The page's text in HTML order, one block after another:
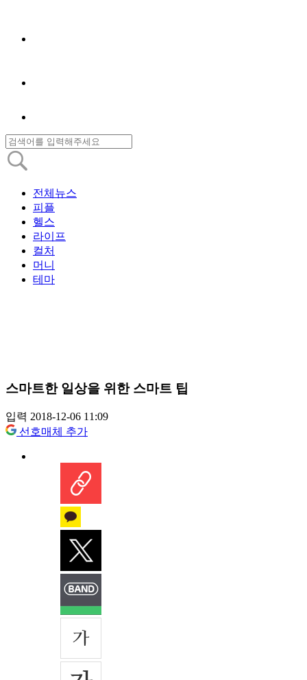
전체뉴스
피플
헬스
라이프
컬처
머니
테마
스마트한 일상을 위한 스마트 팁
입력 2018-12-06 11:09
선호매체 추가